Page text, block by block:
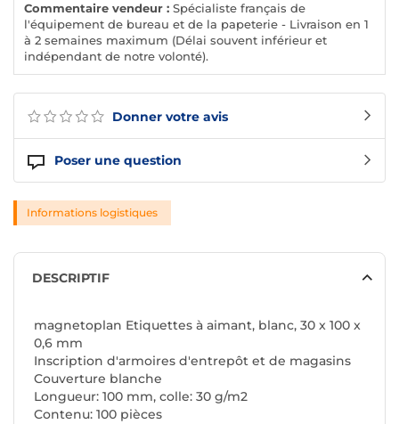
Donner votre avis
Poser une question
Commentaire vendeur : Spécialiste français de
l'équipement de bureau et de la papeterie - Livraison en 1
à 2 semaines maximum (Délai souvent inférieur et
indépendant de notre volonté).
Informations logistiques
DESCRIPTIF
magnetoplan Etiquettes à aimant, blanc, 30 x 100 x
0,6 mm
Inscription d'armoires d'entrepôt et de magasins
Couverture blanche
Longueur: 100 mm, colle: 30 g/m2
Contenu: 100 pièces